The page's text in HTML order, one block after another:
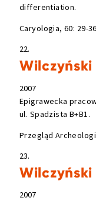
differentiation.
Caryologia, 60: 29-
22.
Wilczyński
2007
Epigrawecka
ul. Spadzista B+B1.
Przegląd
23.
Wilczyński
2007